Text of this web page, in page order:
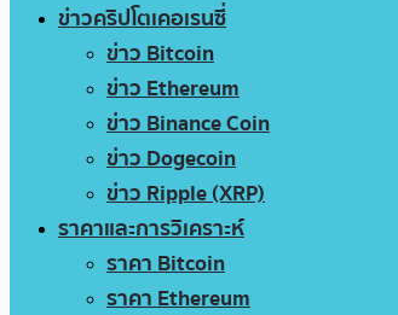
ข่าวคริปโตเคอเรนซี่
ข่าว Bitcoin
ข่าว Ethereum
ข่าว Binance Coin
ข่าว Dogecoin
ข่าว Ripple (XRP)
ราคาและการวิเคราะห์
ราคา Bitcoin
ราคา Ethereum